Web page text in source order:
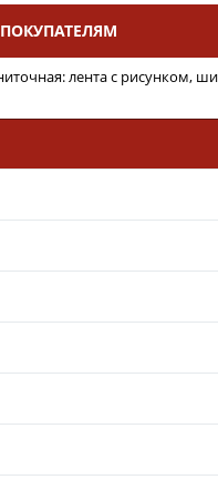
ПОКУПАТЕЛЯМ
лента с рисунком,